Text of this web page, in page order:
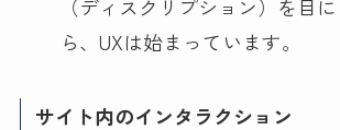
（ディスクリプション）を目
ら、UXは始まっています。
サイト内のインタラクション